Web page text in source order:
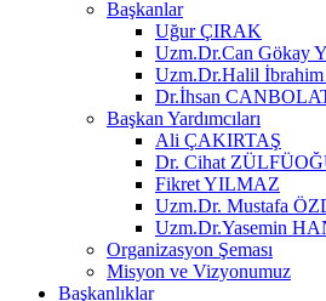
Başkanlar
Uğur ÇIRAK
Uzm.Dr.Can Gökay
Uzm.Dr.Halil
Dr.İhsan
Başkan Yardımcıları
Ali ÇAKIRTAŞ
Dr. Cihat
Fikret YILMAZ
Uzm.Dr. Mustafa
Uzm.Dr.Yasemin
Organizasyon Şeması
Misyon ve Vizyonumuz
Başkanlıklar